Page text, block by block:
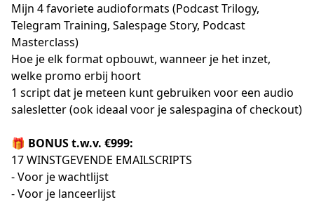
Mijn 4 favoriete audioformats (Podcast Trilogy,
Telegram Training, Salespage Story, Podcast
Masterclass)
Hoe je elk format opbouwt, wanneer je het inzet,
welke promo erbij hoort
1 script dat je meteen kunt gebruiken voor een audio
salesletter (ook ideaal voor je salespagina of checkout)
🎁 BONUS t.w.v. €999:
17 WINSTGEVENDE EMAILSCRIPTS
- Voor je wachtlijst
- Voor je lanceerlijst